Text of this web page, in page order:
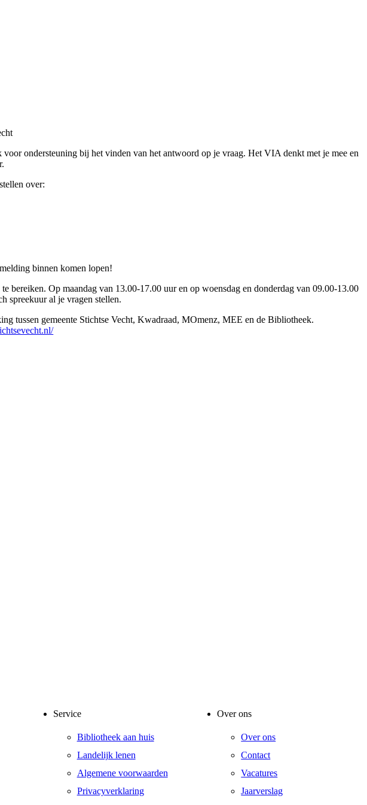
ondersteuning bij het vinden van het antwoord op je vraag. Het VIA denkt met je mee en
over:
binnen komen lopen!
bereiken. Op maandag van 13.00-17.00 uur en op woensdag en donderdag van 09.00-13.00
spreekuur al je vragen stellen.
tussen gemeente Stichtse Vecht, Kwadraad, MOmenz, MEE en de Bibliotheek.
Service
Bibliotheek aan huis
Landelijk lenen
Algemene voorwaarden
Privacyverklaring
Over ons
Over ons
Contact
Vacatures
Jaarverslag